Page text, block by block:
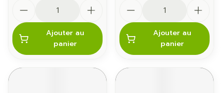
Ajouter au
panier
Ajouter au
panier